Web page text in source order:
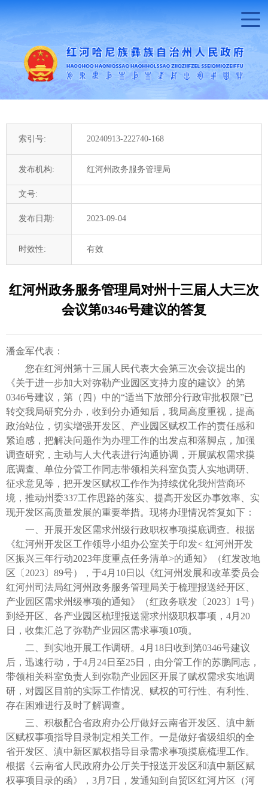
索引号: 20240913-222740-168
发布机构: 红河州政务服务管理局
文号:
发布日期: 2023-09-04
时效性: 有效
红河州政务服务管理局对州十三届人大三次
会议第0346号建议的答复
潘金军代表：
您在红河州第十三届人民代表大会第三次会议提出的
《关于进一步加大对弥勒产业园区支持力度的建议》的第
0346号建议，第（四）中的“适当下放部分行政审批权限”已
转交我局研究分办，收到分办通知后，我局高度重视，提高
政治站位，切实增强开发区、产业园区赋权工作的责任感和
紧迫感，把解决问题作为办理工作的出发点和落脚点，加强
调查研究，主动与人大代表进行沟通协调，开展赋权需求摸
底调查、单位分管工作同志带领相关科室负责人实地调研、
征求意见等，把开发区赋权工作作为持续优化我州营商环
境，推动州委337工作思路的落实、提高开发区办事效率、实
现开发区高质量发展的重要举措。现将办理情况答复如下：
一、开展开发区需求州级行政职权事项摸底调查。根据
《红河州开发区工作领导小组办公室关于印发< 红河州开发
区振兴三年行动2023年度重点任务清单>的通知》（红发改地
区〔2023〕89号），于4月10日以《红河州发展和改革委员会
红河州司法局红河州政务服务管理局关于梳理报送经开区、
产业园区需求州级事项的通知》（红政务联发〔2023〕1号）
到经开区、各产业园区梳理报送需求州级职权事项，4月20
日，收集汇总了弥勒产业园区需求事项10项。
二、到实地开展工作调研。4月18日收到第0346号建议
后，迅速行动，于4月24日至25日，由分管工作的苏鹏同志，
带领相关科室负责人到弥勒产业园区开展了赋权需求实地调
研，对园区目前的实际工作情况、赋权的可行性、有利性、
存在困难进行及时了解调查。
三、积极配合省政府办公厅做好云南省开发区、滇中新
区赋权事项指导目录制定相关工作。一是做好省级组织的全
省开发区、滇中新区赋权指导目录需求事项摸底梳理工作。
根据《云南省人民政府办公厅关于报送开发区和滇中新区赋
权事项目录的函》，3月7日，发通知到自贸区红河片区（河